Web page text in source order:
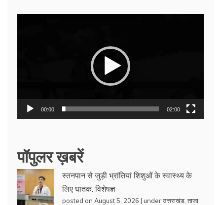
00:00 02:00
पॉपुलर ख़बरें
स्तनपान से जुड़ी भ्रांतियां शिशुओं के स्वास्थ्य के
लिए घातक: विशेषज्ञ
posted on August 5, 2026 | underउत्तराखंड ताजा